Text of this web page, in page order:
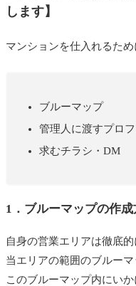
します】
マンションを仕入れるた
ブルーマップ
管理人に渡すプロ
求むチラシ・DM
1．ブルーマップの作成
自身の営業エリアは徹底
当エリアの範囲のブルー
このブルーマップ内にいか